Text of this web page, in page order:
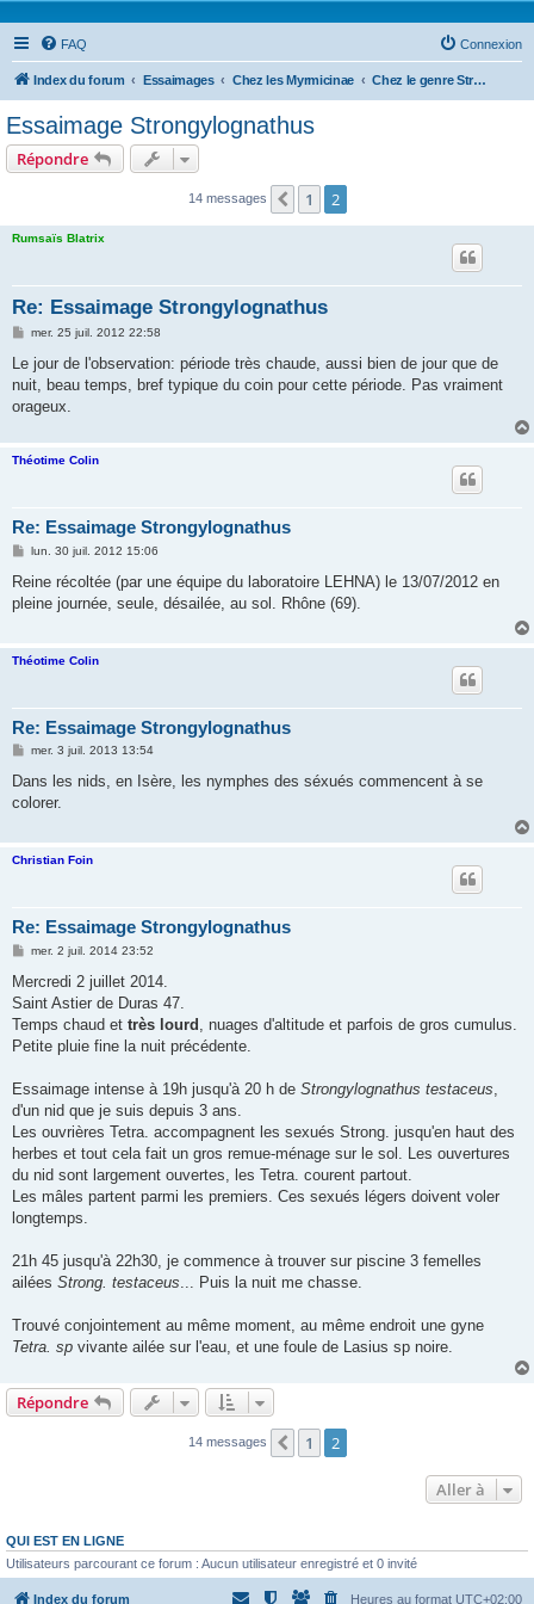
FAQ Connexion
Index du forum Essaimages Chez les Myrmicinae Chez le genre Strongylognathus
Essaimage Strongylognathus
Répondre
14 messages Précédente
1 2
Rumsaïs Blatrix
Re: Essaimage Strongylognathus
M
s
a
g
mer. 25 juil. 2012 22:58
Le jour de l'observation: période très chaude, aussi bien de jour que de
nuit, beau temps, bref typique du coin pour cette période. Pas vraiment
orageux.
Théotime Colin
Re: Essaimage Strongylognathus
M
s
a
lun. 30 juil. 2012 15:06
Reine récoltée (par une équipe du laboratoire LEHNA) le 13/07/2012 en
pleine journée, seule, désailée, au sol. Rhône (69).
Théotime Colin
Re: Essaimage Strongylognathus
M
s
a
mer. 3 juil. 2013 13:54
Dans les nids, en Isère, les nymphes des séxués commencent à se
colorer.
Christian Foin
Re: Essaimage Strongylognathus
M
s
a
g
mer. 2 juil. 2014 23:52
Mercredi 2 juillet 2014.
Saint Astier de Duras 47.
Temps chaud et très lourd , nuages d'altitude et parfois de gros cumulus.
Petite pluie fine la nuit précédente.
Essaimage intense à 19h jusqu'à 20 h de Strongylognathus testaceus
d'un nid que je suis depuis 3 ans.
Les ouvrières Tetra. accompagnent les sexués Strong. jusqu'en haut des
herbes et tout cela fait un gros remue-ménage sur le sol. Les ouvertures
du nid sont largement ouvertes, les Tetra. courent partout.
Les mâles partent parmi les premiers. Ces sexués légers doivent voler
longtemps.
21h 45 jusqu'à 22h30, je commence à trouver sur piscine 3 femelles
ailées Strong. testaceus ... Puis la nuit me chasse.
Trouvé conjointement au même moment, au même endroit une gyne
Tetra. sp vivante ailée sur l'eau, et une foule de Lasius sp noire.
Répondre
14 messages Précédente
1 2
Aller à
QUI EST EN LIGNE
Utilisateurs parcourant ce forum : Aucun utilisateur enregistré et 0 invité
Index du forum Heures au format UTC+02:00